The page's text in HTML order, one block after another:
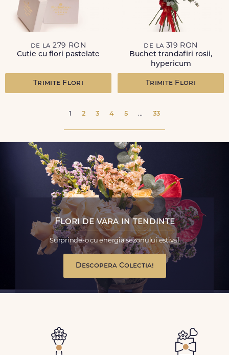
de la 279 RON
Cutie cu flori pastelate
Trimite Flori
de la 319 RON
Buchet trandafiri rosii,
hypericum
Trimite Flori
1 2 3 4 5 ... 33
Flori de vara in tendinte
Surprinde-o cu energia sezonului estival
Descopera Colectia!